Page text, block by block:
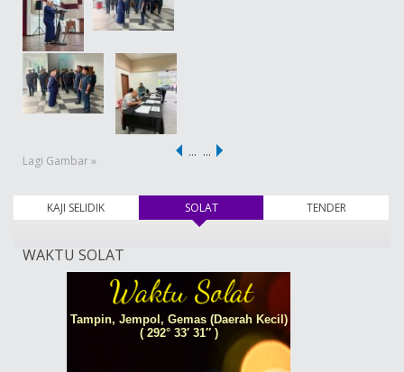
Lagi Gambar »
… …
KAJI SELIDIK SOLAT(tab aktif) TENDER
WAKTU SOLAT